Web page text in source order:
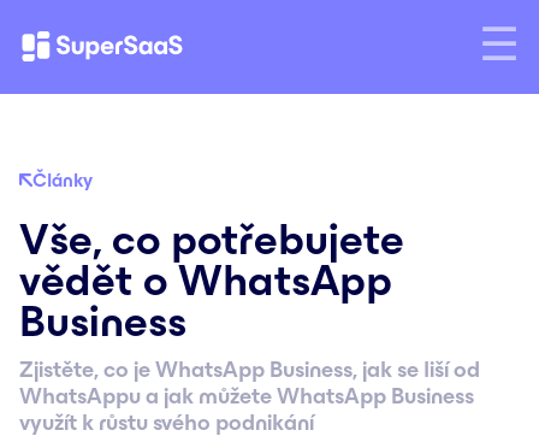
Články
Vše, co potřebujete
vědět o WhatsApp
Business
Zjistěte, co je WhatsApp Business, jak se liší od
WhatsAppu a jak můžete WhatsApp Business
využít k růstu svého podnikání